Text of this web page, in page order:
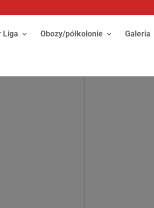
Liga Obozy/półkolonie Galeria